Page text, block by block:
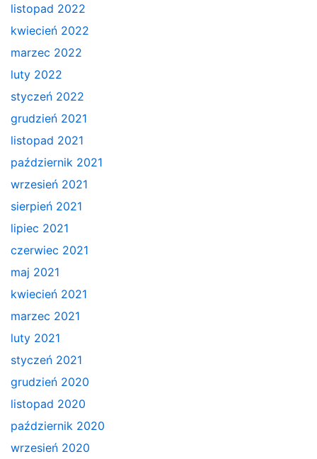
listopad 2022
kwiecień 2022
marzec 2022
luty 2022
styczeń 2022
grudzień 2021
listopad 2021
październik 2021
wrzesień 2021
sierpień 2021
lipiec 2021
czerwiec 2021
maj 2021
kwiecień 2021
marzec 2021
luty 2021
styczeń 2021
grudzień 2020
listopad 2020
październik 2020
wrzesień 2020